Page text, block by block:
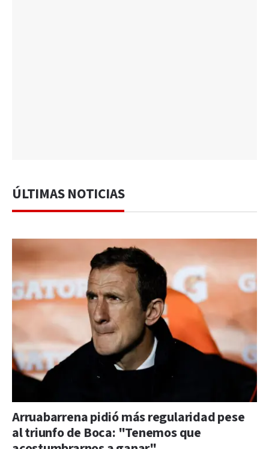
ÚLTIMAS NOTICIAS
Arruabarrena pidió más regularidad pese
al triunfo de Boca: "Tenemos que